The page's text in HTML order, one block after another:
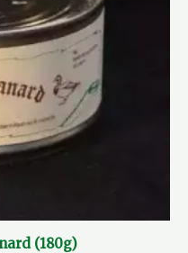
(180g)